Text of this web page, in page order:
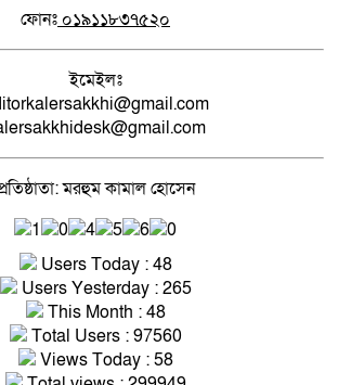
ফোনঃ ০১৯১১৮৩৭৫২০
ইমেইলঃ
মরহুম কামাল হোসেন
Users Today : 48
Users Yesterday : 265
This Month : 48
Total Users : 97560
Views Today : 58